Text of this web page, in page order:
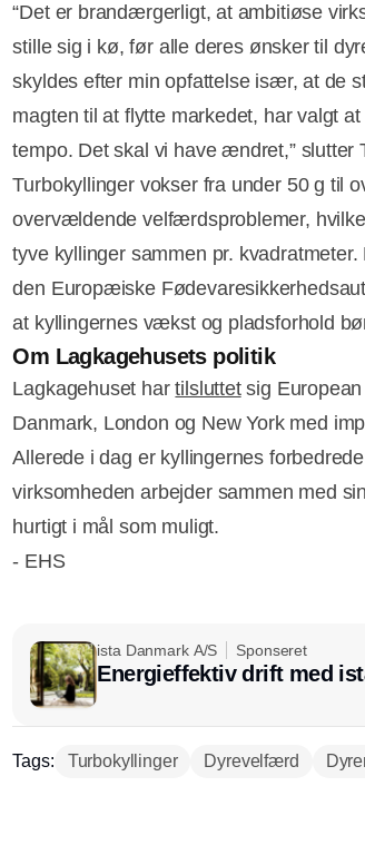
“Det er brandærgerligt, at ambitiøse
stille sig i kø, før alle deres ønsker til
skyldes efter min opfattelse især, at de
magten til at flytte markedet, har valgt
tempo. Det skal vi have ændret,” slutter
Turbokyllinger vokser fra under 50 g til
overvældende velfærdsproblemer,
tyve kyllinger sammen pr.
den Europæiske
at kyllingernes vækst og pladsforhold
Om Lagkagehusets politik
Lagkagehuset hartilsluttetsig European
Danmark, London og New York med
Allerede i dag er kyllingernes
virksomheden arbejder sammen med
hurtigt i mål som muligt.
- EHS
ista Danmark A/S Sponseret
Energieffektiv drift med
Tags: Turbokyllinger Dyrevelfærd